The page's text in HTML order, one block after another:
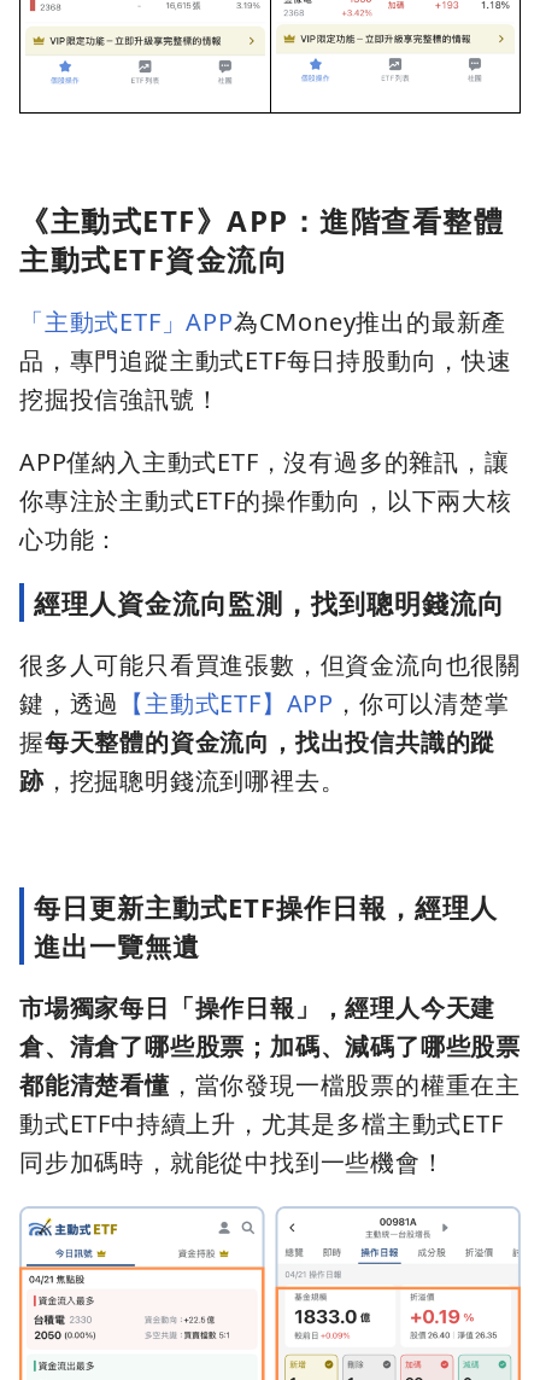
《主動式ETF》APP：進階查看整體
主動式ETF資金流向
「主動式ETF」APP為CMoney推出的最新產
品，專門追蹤主動式ETF每日持股動向，快速
挖掘投信強訊號！
APP僅納入主動式ETF，沒有過多的雜訊，讓
你專注於主動式ETF的操作動向，以下兩大核
心功能：
經理人資金流向監測，找到聰明錢流向
很多人可能只看買進張數，但資金流向也很關
鍵，透過 【主動式ETF】APP ，你可以清楚掌
握每天整體的資金流向，找出投信共識的蹤
跡，挖掘聰明錢流到哪裡去。
每日更新主動式ETF操作日報，經理人
進出一覽無遺
市場獨家每日「操作日報」，經理人今天建
倉、清倉了哪些股票；加碼、減碼了哪些股票
都能清楚看懂，當你發現一檔股票的權重在主
動式ETF中持續上升，尤其是多檔主動式ETF
同步加碼時，就能從中找到一些機會！